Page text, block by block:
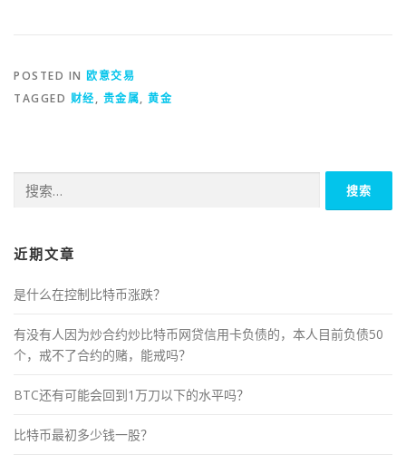
POSTED IN 欧意交易
TAGGED 财经, 贵金属, 黄金
索：
近期文章
是什么在控制比特币涨跌？
有没有人因为炒合约炒比特币网贷信用卡负债的，本人目前负债50
个，戒不了合约的赌，能戒吗？
BTC还有可能会回到1万刀以下的水平吗？
比特币最初多少钱一股？